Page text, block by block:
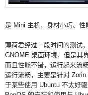
是 Mini 主机，身材小巧、性
薄荷君经过一段时间的测试
GNOME 桌面环境，但是其
而且性能不错，运行起来流
运行流畅，主要是针对
于某些使用 Ubuntu 不太好